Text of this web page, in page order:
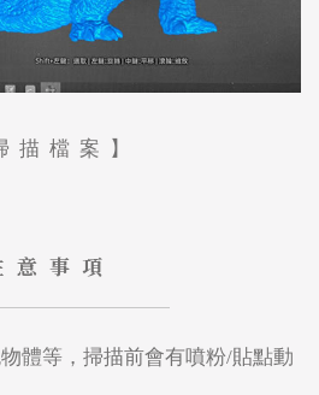
描檔案】
意事項
體等，掃描前會有噴粉/貼點動